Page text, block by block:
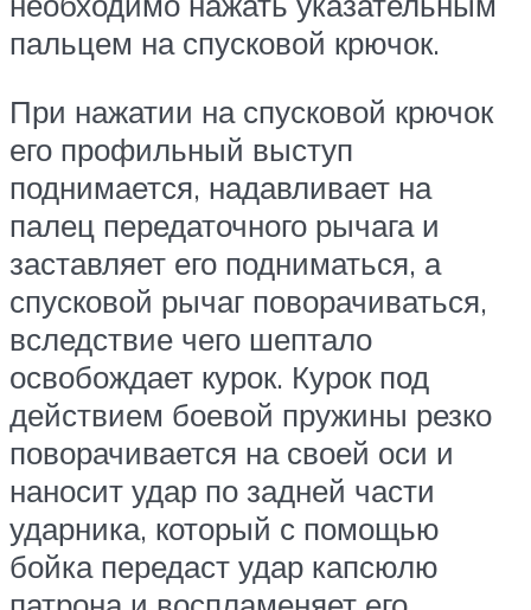
пальцем на спусковой крючок.
При нажатии на спусковой крючок
его профильный выступ
поднимается, надавливает на
палец передаточного рычага и
заставляет его подниматься, а
спусковой рычаг поворачиваться,
вследствие чего шептало
освобождает курок. Курок под
действием боевой пружины резко
поворачивается на своей оси и
наносит удар по задней части
ударника, который с помощью
бойка передаст удар капсюлю